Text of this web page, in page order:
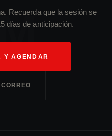
Recuerda que la sesión se
días de anticipación.
Y AGENDAR